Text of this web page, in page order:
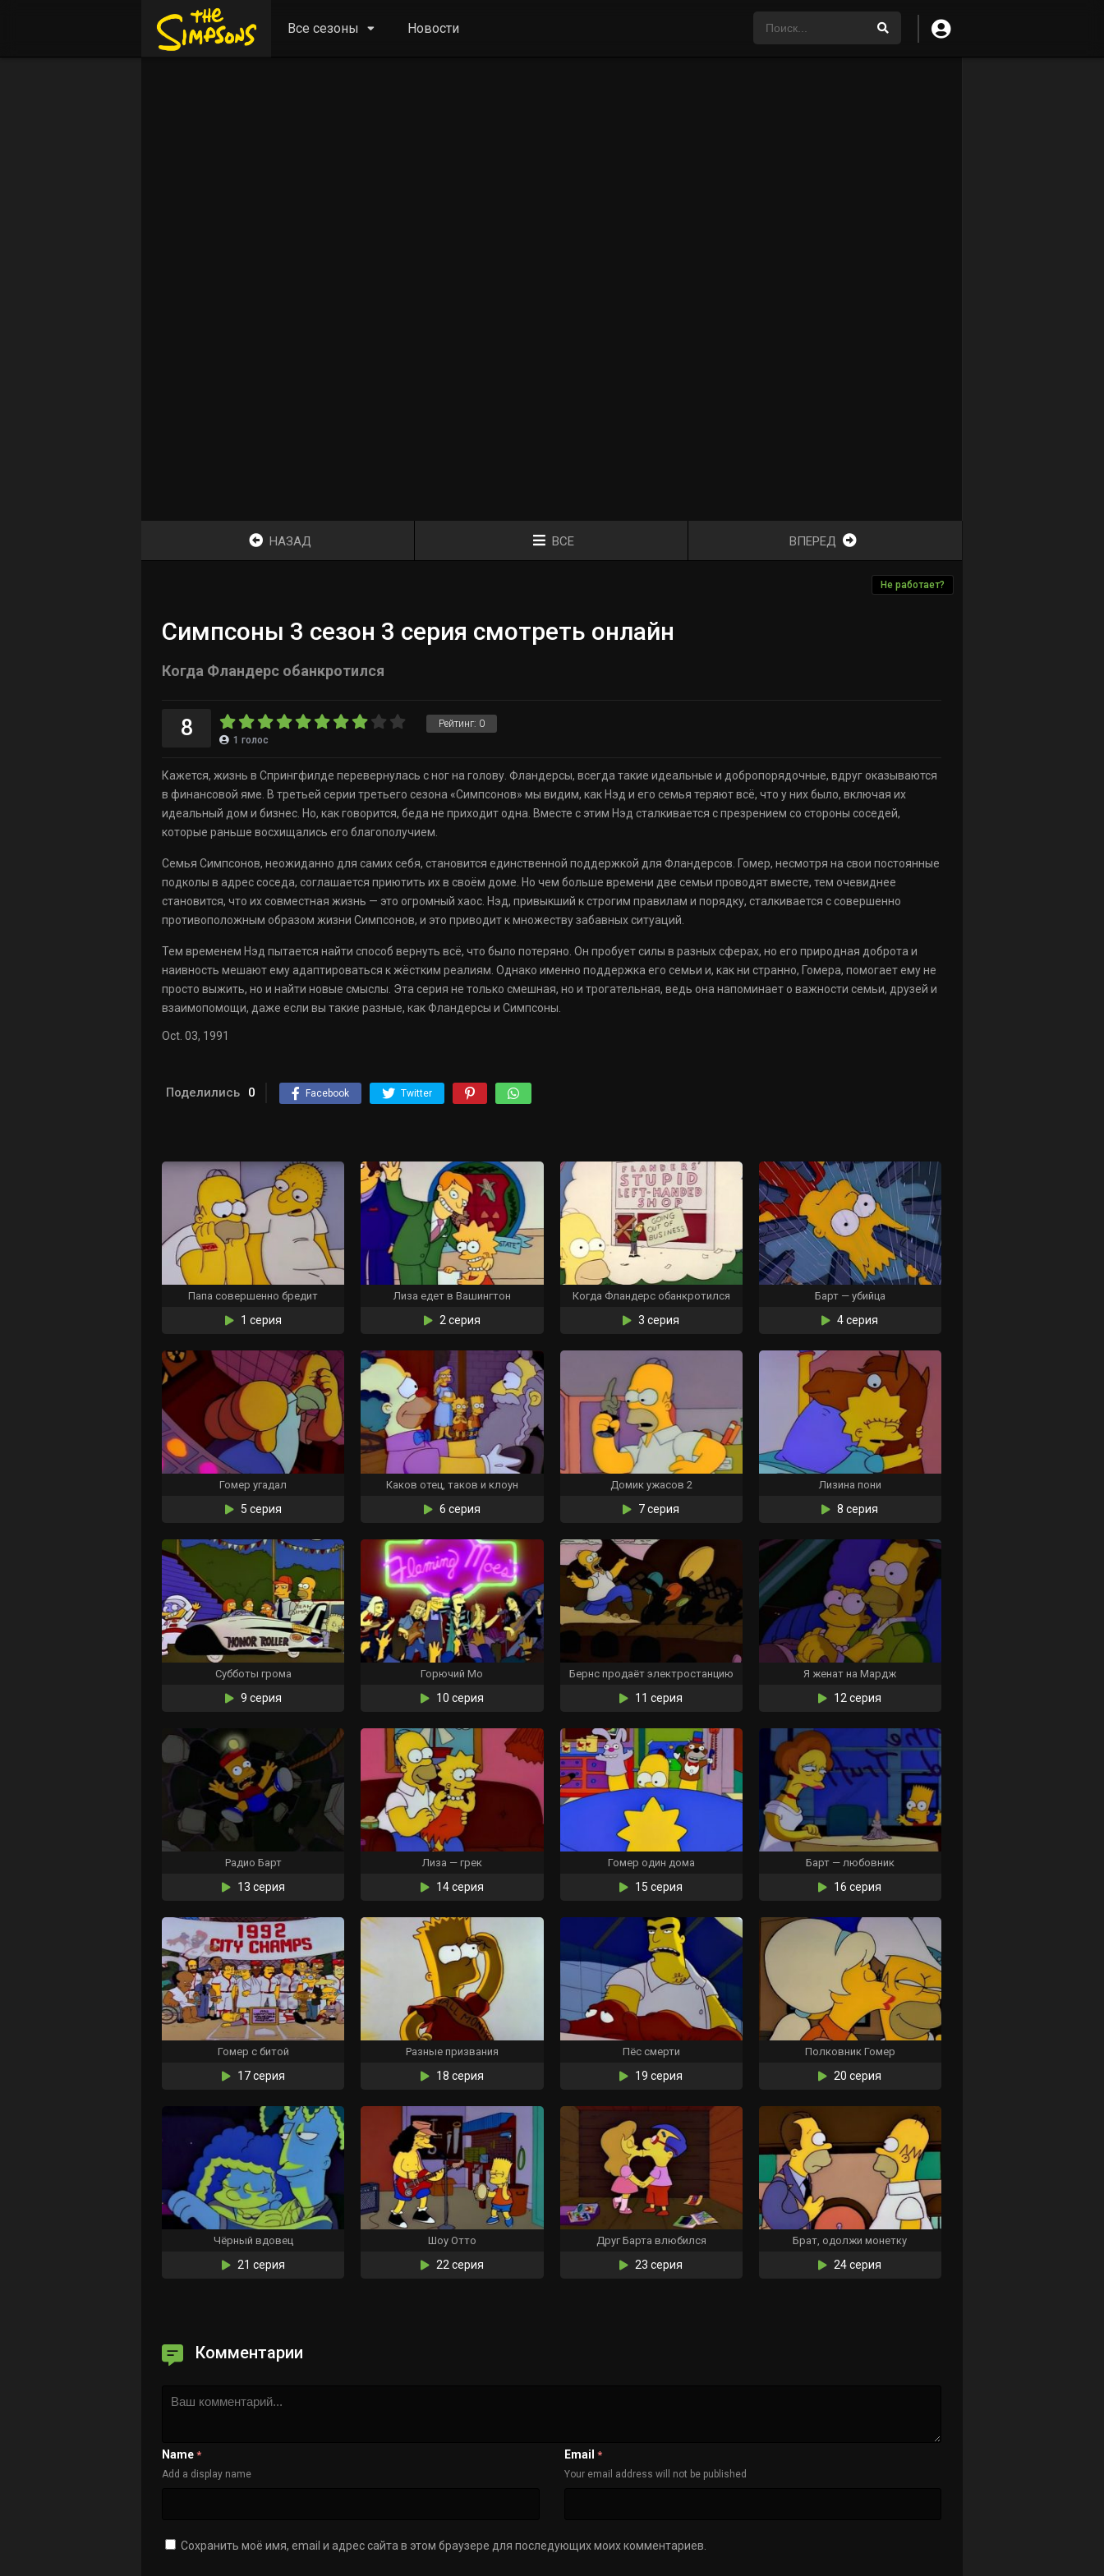
Все сезоны Новости
НАЗАД ВСЕ ВПЕРЕД
Не работает?
Симпсоны 3 сезон 3 серия смотреть онлайн
Когда Фландерс обанкротился
Рейтинг: 0
8 1 голос
Кажется, жизнь в Спрингфилде перевернулась с ног на голову. Фландерсы, всегда такие идеальные и добропорядочные, вдруг оказываются
в финансовой яме. В третьей серии третьего сезона «Симпсонов» мы видим, как Нэд и его семья теряют всё, что у них было, включая их
идеальный дом и бизнес. Но, как говорится, беда не приходит одна. Вместе с этим Нэд сталкивается с презрением со стороны соседей,
которые раньше восхищались его благополучием.
Семья Симпсонов, неожиданно для самих себя, становится единственной поддержкой для Фландерсов. Гомер, несмотря на свои постоянные
подколы в адрес соседа, соглашается приютить их в своём доме. Но чем больше времени две семьи проводят вместе, тем очевиднее
становится, что их совместная жизнь — это огромный хаос. Нэд, привыкший к строгим правилам и порядку, сталкивается с совершенно
противоположным образом жизни Симпсонов, и это приводит к множеству забавных ситуаций.
Тем временем Нэд пытается найти способ вернуть всё, что было потеряно. Он пробует силы в разных сферах, но его природная доброта и
наивность мешают ему адаптироваться к жёстким реалиям. Однако именно поддержка его семьи и, как ни странно, Гомера, помогает ему не
просто выжить, но и найти новые смыслы. Эта серия не только смешная, но и трогательная, ведь она напоминает о важности семьи, друзей и
взаимопомощи, даже если вы такие разные, как Фландерсы и Симпсоны.
Oct. 03, 1991
Поделились 0 Facebook Twitter
Папа совершенно бредит
1 серия
Лиза едет в Вашингтон
2 серия
Когда Фландерс обанкротился
3 серия
Барт — убийца
4 серия
Гомер угадал
5 серия
Каков отец, таков и клоун
6 серия
Домик ужасов 2
7 серия
Лизина пони
8 серия
Субботы грома
9 серия
Горючий Мо
10 серия
Бернс продаёт электростанцию
11 серия
Я женат на Мардж
12 серия
Радио Барт
13 серия
Лиза — грек
14 серия
Гомер один дома
15 серия
Барт — любовник
16 серия
Гомер с битой
17 серия
Разные призвания
18 серия
Пёс смерти
19 серия
Полковник Гомер
20 серия
Чёрный вдовец
21 серия
Шоу Отто
22 серия
Друг Барта влюбился
23 серия
Брат, одолжи монетку
24 серия
Комментарии
Name *
Add a display name
Email *
Your email address will not be published
Сохранить моё имя, email и адрес сайта в этом браузере для последующих моих комментариев.